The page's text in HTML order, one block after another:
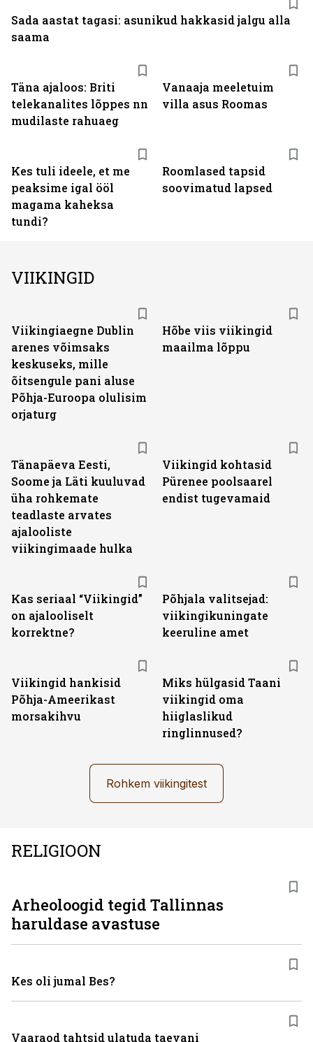
Täna ajaloos: Briti
telekanalites lõppes nn
mudilaste rahuaeg
Vanaaja meeletuim
villa asus Roomas
Kes tuli ideele, et me
peaksime igal ööl
magama kaheksa
tundi?
Roomlased tapsid
soovimatud lapsed
Sada aastat tagasi: asunikud hakkasid jalgu alla
saama
VIIKINGID
Viikingiaegne Dublin
arenes võimsaks
keskuseks, mille
õitsengule pani aluse
Põhja-Euroopa olulisim
orjaturg
Hõbe viis viikingid
maailma lõppu
Tänapäeva Eesti,
Soome ja Läti kuuluvad
üha rohkemate
teadlaste arvates
ajalooliste
viikingimaade hulka
Viikingid kohtasid
Pürenee poolsaarel
endist tugevamaid
Kas seriaal “Viikingid”
on ajalooliselt
korrektne?
Põhjala valitsejad:
viikingikuningate
keeruline amet
Viikingid hankisid
Põhja-Ameerikast
morsakihvu
Miks hülgasid Taani
viikingid oma
hiiglaslikud
ringlinnused?
Rohkem viikingitest
RELIGIOON
Arheoloogid tegid Tallinnas
haruldase avastuse
Kes oli jumal Bes?
Vaaraod tahtsid ulatuda taevani